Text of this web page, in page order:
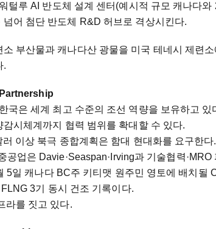
털루 AI 반도체 설계 센터(예시적 규모 캐나다와
어 첨단 반도체 R&D 허브로 격상시킨다.
부산물과 캐나다산 광물을 미국 테네시 제련소
.
국은 세계 최고 수준의 조선 역량을 보유하고 있
시체계까지 협력 범위를 확대할 수 있다.
이상 북극 종합계획은 함대 현대화를 요구한다.
공업은 Davie·Seaspan·Irving과 기술협력
5일 캐나다 BC주 키티맷 원주민 영토에 배치될
3기 동시 건조 기록이다.
라를 짓고 있다.